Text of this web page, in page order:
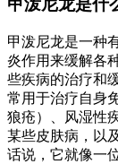
甲泼尼龙是什
甲泼尼龙是一种
炎作用来缓解各
些疾病的治疗和
常用于治疗自身
狼疮）、风湿性
某些皮肤病，以
话说，它就像一